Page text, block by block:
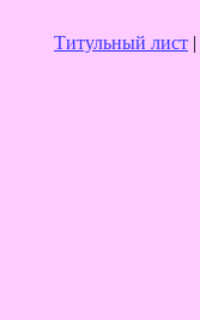
Титульный лист |